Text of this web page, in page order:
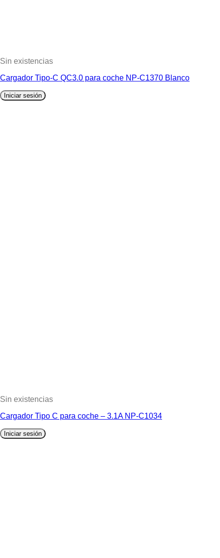
Sin existencias
Cargador Tipo-C QC3.0 para coche NP-C1370 Blanco
Iniciar sesión
Sin existencias
Cargador Tipo C para coche – 3.1A NP-C1034
Iniciar sesión